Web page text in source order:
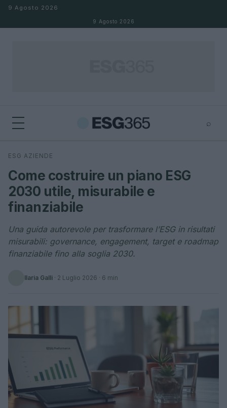
Salta al contenuto
9 Agosto 2026
9 Agosto 2026
⌕
Cerca
ESG AZIENDE
Come costruire un piano ESG
2030 utile, misurabile e
finanziabile
Una guida autorevole per trasformare l’ESG in risultati
misurabili: governance, engagement, target e roadmap
finanziabile fino alla soglia 2030.
Ilaria Galli · 2 Luglio 2026 · 6 min